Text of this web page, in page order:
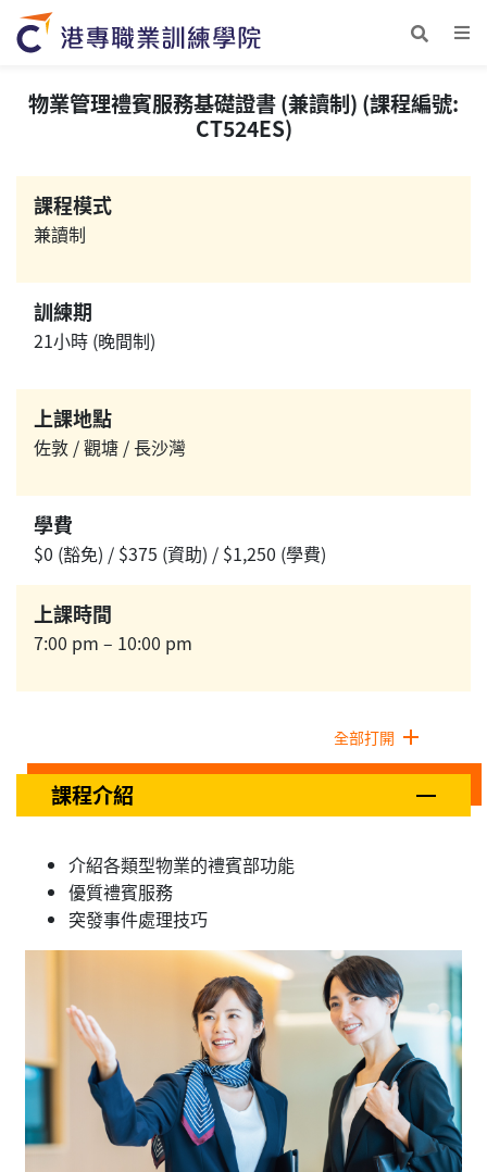
物業管理禮賓服務基礎證書 (兼讀制) (課程編號:
CT524ES)
課程模式
兼讀制
訓練期
21小時 (晚間制)
上課地點
佐敦 / 觀塘 / 長沙灣
學費
$0 (豁免) / $375 (資助) / $1,250 (學費)
上課時間
7:00 pm – 10:00 pm
全部打開
課程介紹
介紹各類型物業的禮賓部功能
優質禮賓服務
突發事件處理技巧